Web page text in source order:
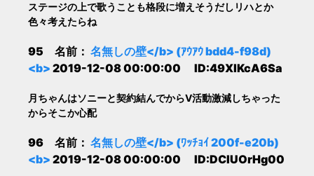
ステージの上で歌うことも格段に増えそうだしリハとか
色々考えたらね
95 名前： 名無しの壁</b> (ｱｳｱｳ bdd4-f98d)
<b> 2019-12-08 00:00:00 ID:49XlKcA6Sa
月ちゃんはソニーと契約結んでからV活動激減しちゃった
からそこか心配
96 名前： 名無しの壁</b> (ﾜｯﾁｮｲ 200f-e20b)
<b> 2019-12-08 00:00:00 ID:DCIUOrHg00